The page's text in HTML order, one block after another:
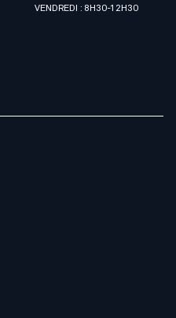
VENDREDI : 8H30-12H30